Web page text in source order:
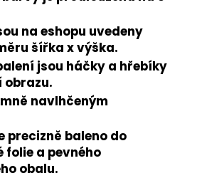
na eshopu uvedeny
šířka x výška.
jsou háčky a hřebíky
obrazu.
navlhčeným
precizně baleno do
folie a pevného
obalu.